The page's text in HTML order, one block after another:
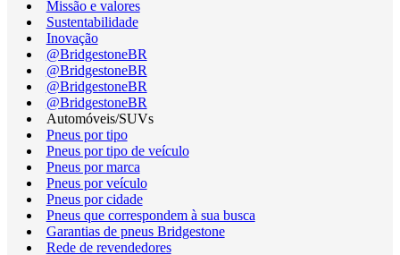
Missão e valores
Sustentabilidade
Inovação
@BridgestoneBR
@BridgestoneBR
@BridgestoneBR
@BridgestoneBR
Automóveis/SUVs
Pneus por tipo
Pneus por tipo de veículo
Pneus por marca
Pneus por veículo
Pneus por cidade
Pneus que correspondem à sua busca
Garantias de pneus Bridgestone
Rede de revendedores